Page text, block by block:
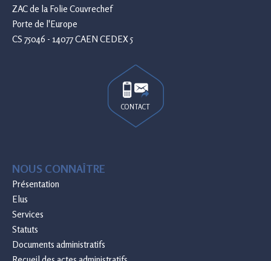
ZAC de la Folie Couvrechef
Porte de l'Europe
CS 75046 - 14077 CAEN CEDEX 5
CONTACT
NOUS CONNAÎTRE
Présentation
Elus
Services
Statuts
Documents administratifs